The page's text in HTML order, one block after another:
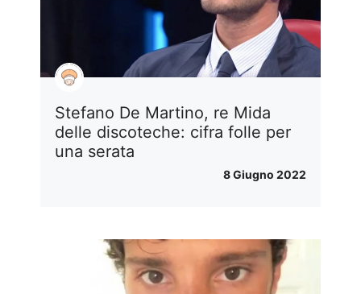
Stefano De Martino, re Mida
delle discoteche: cifra folle per
una serata
8 Giugno 2022